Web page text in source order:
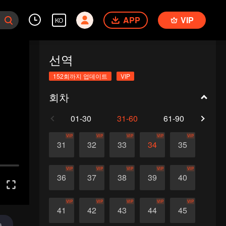
KO APP VIP
선역
152회까지 업데이트 VIP
회차
01-30 31-60 61-90
31
VIP
32
VIP
33
VIP
34
VIP
35
VIP
36
VIP
37
VIP
38
VIP
39
VIP
40
VIP
41
VIP
42
VIP
43
VIP
44
VIP
45
VIP